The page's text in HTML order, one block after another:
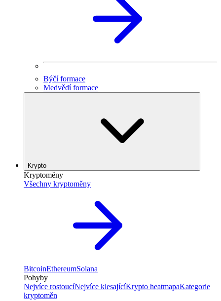
Býčí formace
Medvědí formace
Krypto
Kryptoměny
Všechny kryptoměny
BitcoinEthereumSolana
Pohyby
Nejvíce rostoucíNejvíce klesajícíKrypto heatmapaKategorie
kryptoměn